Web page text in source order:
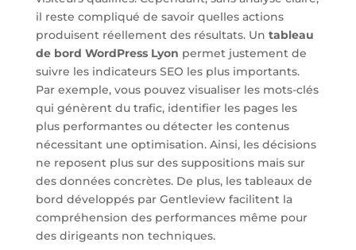
il reste compliqué de savoir quelles actions
produisent réellement des résultats. Un tableau
de bord WordPress Lyon permet justement de
suivre les indicateurs SEO les plus importants.
Par exemple, vous pouvez visualiser les mots-clés
qui génèrent du trafic, identifier les pages les
plus performantes ou détecter les contenus
nécessitant une optimisation. Ainsi, les décisions
ne reposent plus sur des suppositions mais sur
des données concrètes. De plus, les tableaux de
bord développés par Gentleview facilitent la
compréhension des performances même pour
des dirigeants non techniques.